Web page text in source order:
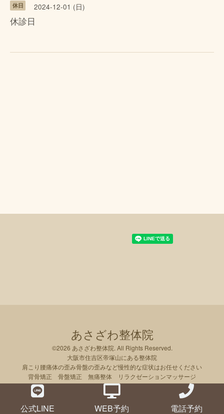
休日 2024-12-01 (日)
休診日
あさざわ整体院
©2026 あさざわ整体院. All Rights Reserved.
大阪市住吉区帝塚山にある整体院
肩こり腰痛体の歪み骨盤の歪みなど慢性的な症状はお任せください
背骨矯正 骨盤矯正 無痛整体 リラクゼーションマッサージ
公式LINE WEB予約 電話予約